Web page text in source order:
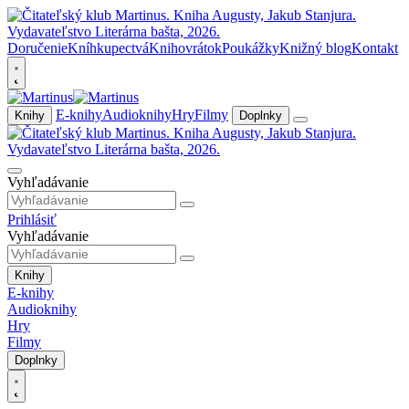
DoručenieKníhkupectváKnihovrátokPoukážkyKnižný blogKontakt
Knihy E-knihyAudioknihyHryFilmy Doplnky
Vyhľadávanie
Prihlásiť
Vyhľadávanie
Knihy
E-knihy
Audioknihy
Hry
Filmy
Doplnky